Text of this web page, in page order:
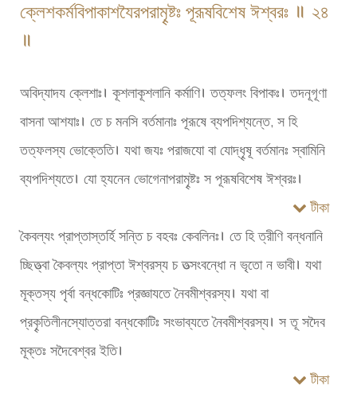
ক্লেশকর্মবিপাকাশযৈরপরামৄষ্টঃ পূরূষবিশেষ ঈশ্বরঃ ॥ ২৪
॥
অবিদ্যাদয ক্লেশাঃ। কূশলাকূশলানি কর্মাণি। তত্ফলং বিপাকঃ। তদনূগূণা
বাসনা আশযাঃ। তে চ মনসি বর্তমানাঃ পূরূষে ব্যপদিশ্যন্তে, স হি
তত্ফলস্য ভোক্তেতি। যথা জযঃ পরাজযো বা যোদ্ধৄষূ বর্তমানঃ স্বামিনি
ব্যপদিশ্যতে। যো হ্যনেন ভোগেনাপরামৄষ্টঃ স পূরূষবিশেষ ঈশ্বরঃ।
টীকা
কৈবল্যং প্রাপ্তাস্তর্হি সন্তি চ বহবঃ কেবলিনঃ। তে হি ত্রীণি বন্ধনানি
চ্ছিত্ত্বা কৈবল্যং প্রাপ্তা ঈশ্বরস্য চ তত্সংবন্ধো ন ভৃতো ন ভাবী। যথা
মূক্তস্য পৃর্বা বন্ধকোটিঃ প্রজ্ঞাযতে নৈবমীশ্বরস্য। যথা বা
প্রকৄতিলীনস্যোত্তরা বন্ধকোটিঃ সংভাব্যতে নৈবমীশ্বরস্য। স তূ সদৈব
মূক্তঃ সদৈবেশ্বর ইতি।
টীকা